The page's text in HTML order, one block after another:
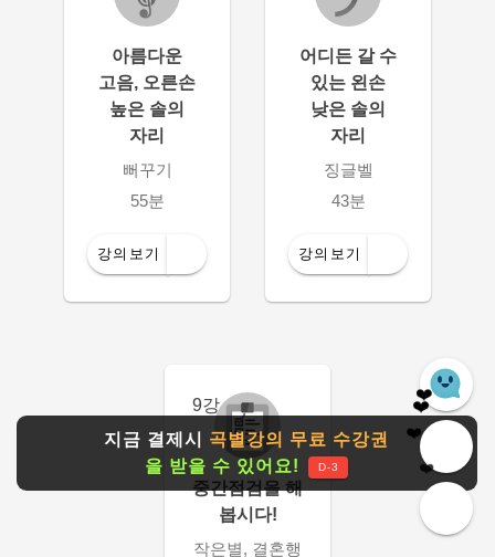
지금 결제시 곡별강의 무료 수강권
을 받을 수 있어요!
D-3
아름다운
고음, 오른손
높은 솔의
자리
뻐꾸기
55분
강의보기
어디든 갈 수
있는 왼손
낮은 솔의
자리
징글벨
43분
강의보기
9강
중간점검을 해
봅시다!
작은별, 결혼행
❤️
❤️
❤️
❤️
❤️